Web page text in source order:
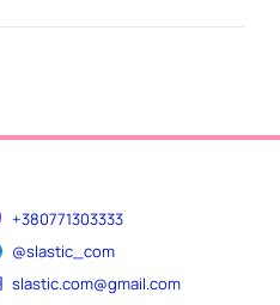
+380771303333
@slastic_com
slastic.com@gmail.com